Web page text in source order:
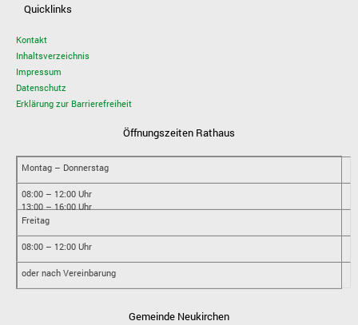
Quicklinks
Kontakt
Inhaltsverzeichnis
Impressum
Datenschutz
Erklärung zur Barrierefreiheit
Öffnungszeiten Rathaus
Montag – Donnerstag
08:00 – 12:00 Uhr
13:00 – 16:00 Uhr
Freitag
08:00 – 12:00 Uhr
oder nach Vereinbarung
Gemeinde Neukirchen